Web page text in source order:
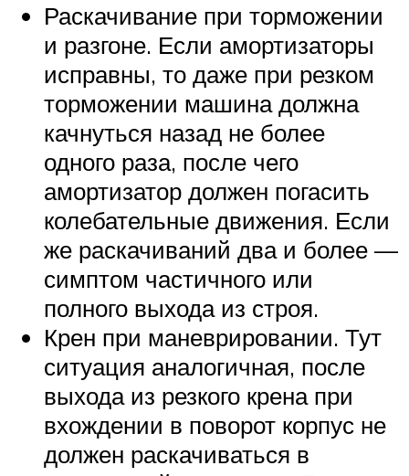
Раскачивание при торможении
и разгоне. Если амортизаторы
исправны, то даже при резком
торможении машина должна
качнуться назад не более
одного раза, после чего
амортизатор должен погасить
колебательные движения. Если
же раскачиваний два и более —
симптом частичного или
полного выхода из строя.
Крен при маневрировании. Тут
ситуация аналогичная, после
выхода из резкого крена при
вхождении в поворот корпус не
должен раскачиваться в